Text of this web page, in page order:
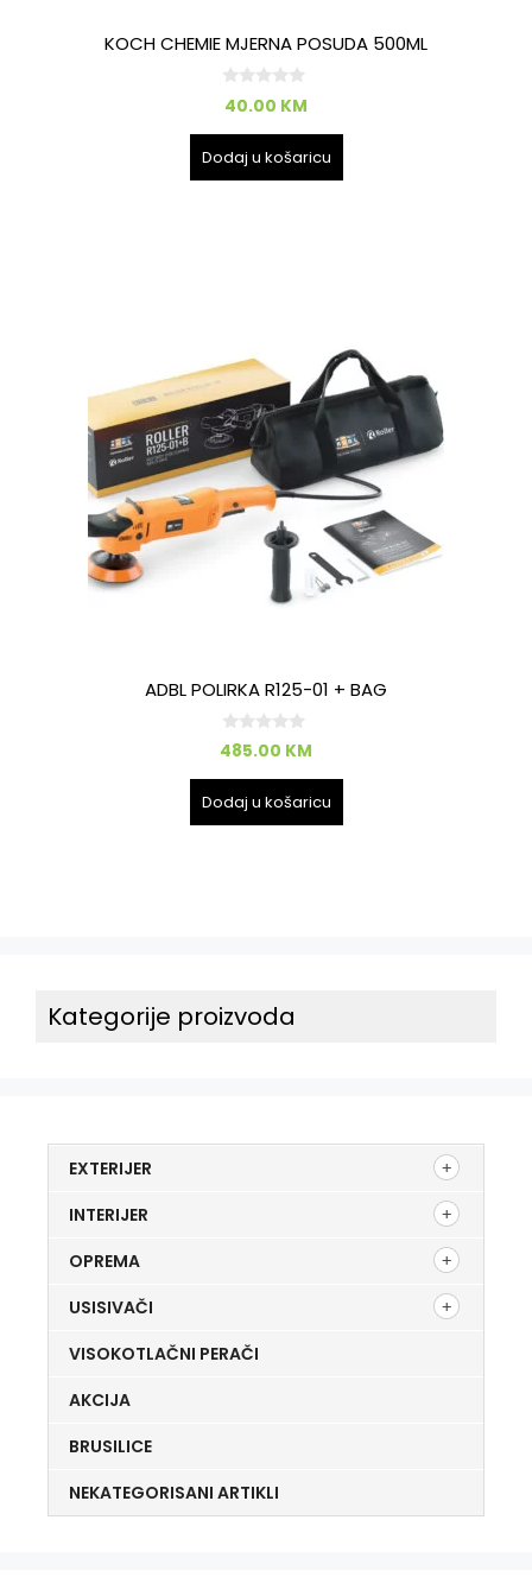
KOCH CHEMIE MJERNA POSUDA 500ML
0
o40.00 KM
Dodaj u košaricu
ADBL POLIRKA R125-01 + BAG
0
o
485.00 KM
Dodaj u košaricu
Kategorije proizvoda
EXTERIJER
INTERIJER
OPREMA
USISIVAČI
VISOKOTLAČNI PERAČI
AKCIJA
BRUSILICE
NEKATEGORISANI ARTIKLI